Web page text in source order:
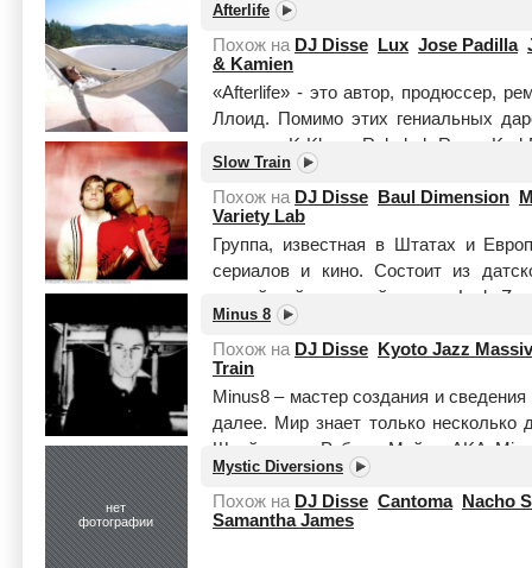
Afterlife
Похож на DJ Disse Lux Jose Padilla
& Kamien
«Afterlife» - это автор, продюссер,
Ллоид. Помимо этих гениальных
участие: K-Klass, Rebekah Ryan,
Читать целиком
Slow Train
Похож на DJ Disse Baul Dimension
Variety Lab
Группа, известная в Штатах и
сериалов и кино. Состоит из
английской джазовой певицы Lady Z.
Minus 8
Похож на DJ Disse
Kyoto Jazz
Train
Minus8 – мастер создания и
далее. Мир знает только несколько
Швейцарии. Роберт Мейер AKA
среди д...Читать целиком
нет
фотографии
Mystic Diversions
Похож на DJ Disse Cantoma
Nacho
Samantha James